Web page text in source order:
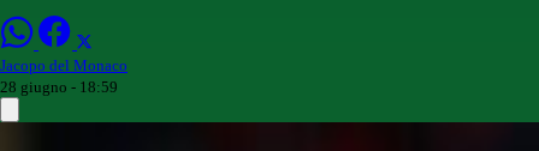
Jacopo del Monaco
28 giugno - 18:59